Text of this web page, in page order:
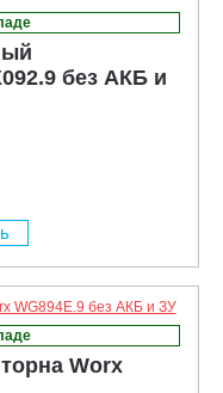
без АКБ и
Worx